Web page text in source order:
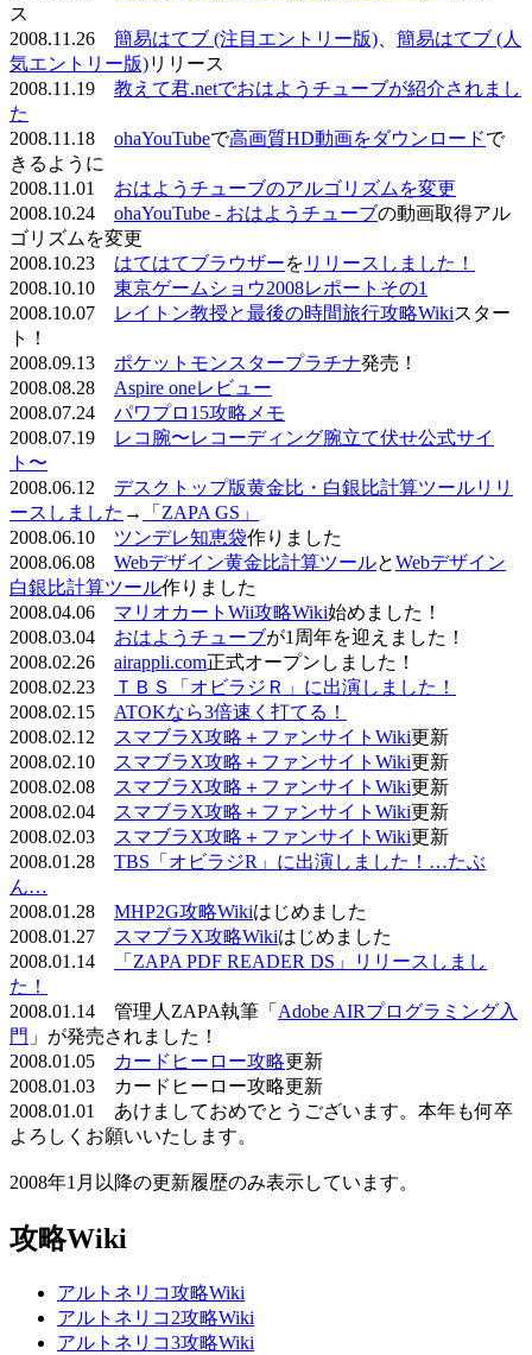
ス
2008.11.26 簡易はてブ (注目エントリー版)
簡易はてブ (人
気エントリー版)リリース
2008.11.19 教えて君.netでおはようチューブが紹介されまし
た
2008.11.18 ohaYouTubeで高画質HD動画をダウンロードで
きるように
2008.11.01 おはようチューブのアルゴリズムを変更
2008.10.24 ohaYouTube - おはようチューブの動画取得アル
ゴリズムを変更
2008.10.23 はてはてブラウザーを リリースしました！
2008.10.10 東京ゲームショウ2008レポートその1
2008.10.07
レイトン教授と最後の時間旅行攻略Wikiスター
ト！
2008.09.13 ポケットモンスタープラチナ発売！
2008.08.28 Aspire oneレビュー
2008.07.24 パワプロ15攻略メモ
2008.07.19
レコ腕〜レコーディング腕立て伏せ公式サイ
ト〜
2008.06.12 デスクトップ版黄金比・白銀比計算ツールリリ
ースしました →
「ZAPA GS」
2008.06.10 ツンデレ知恵袋作りました
2008.06.08 Webデザイン黄金比計算ツールとWebデザイン
白銀比計算ツール作りました
2008.04.06 マリオカートWii攻略Wiki始めました！
2008.03.04 おはようチューブが1周年を迎えました！
2008.02.26 airappli.com正式オープンしました！
2008.02.23
ＴＢＳ「オビラジＲ」に出演しました！
2008.02.15 ATOKなら3倍速く打てる！
2008.02.12
スマブラX攻略＋ファンサイトWiki更新
2008.02.10
スマブラX攻略＋ファンサイトWiki更新
2008.02.08
スマブラX攻略＋ファンサイトWiki更新
2008.02.04
スマブラX攻略＋ファンサイトWiki更新
2008.02.03
スマブラX攻略＋ファンサイトWiki更新
2008.01.28 TBS「オビラジR」に出演しました！…たぶ
ん…
2008.01.28 MHP2G攻略Wikiはじめました
2008.01.27
スマブラX攻略Wikiはじめました
2008.01.14
「ZAPA PDF READER DS」リリースしまし
た！
2008.01.14 管理人ZAPA執筆「 Adobe AIRプログラミング入
門 」が発売されました！
2008.01.05
カードヒーロー攻略更新
2008.01.03 カードヒーロー攻略更新
2008.01.01 あけましておめでとうございます。本年も何卒
よろしくお願いいたします。
2008年1月以降の更新履歴のみ表示しています。
攻略Wiki
アルトネリコ攻略Wiki
アルトネリコ2攻略Wiki
アルトネリコ3攻略Wiki